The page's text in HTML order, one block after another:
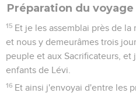
Préparation du
15 Et je les assemblai près de la
et nous y demeurâmes trois
peuple et aux Sacrificateurs, et
enfants de Lévi.
16 Et ainsi j'envoyai d'entre les